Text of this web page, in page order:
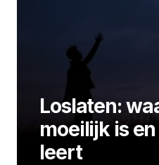
Loslaten:
moeilijk is
leert